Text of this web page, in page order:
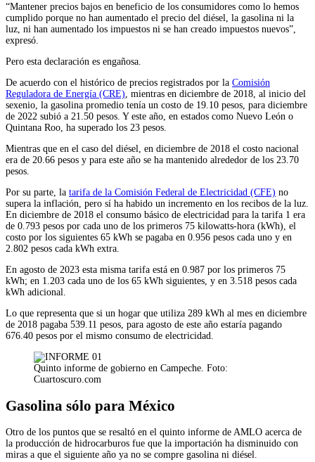
“Mantener precios bajos en beneficio de los consumidores como lo hemos
cumplido porque no han aumentado el precio del diésel, la gasolina ni la
luz, ni han aumentado los impuestos ni se han creado impuestos nuevos”,
expresó.
Pero esta declaración es engañosa.
De acuerdo con el histórico de precios registrados por la Comisión
Reguladora de Energía (CRE) , mientras en diciembre de 2018, al inicio del
sexenio, la gasolina promedio tenía un costo de 19.10 pesos, para diciembre
de 2022 subió a 21.50 pesos. Y este año, en estados como Nuevo León o
Quintana Roo, ha superado los 23 pesos.
Mientras que en el caso del diésel, en diciembre de 2018 el costo nacional
era de 20.66 pesos y para este año se ha mantenido alrededor de los 23.70
pesos.
Por su parte, la tarifa de la Comisión Federal de Electricidad (CFE) no
supera la inflación, pero sí ha habido un incremento en los recibos de la luz.
En diciembre de 2018 el consumo básico de electricidad para la tarifa 1 era
de 0.793 pesos por cada uno de los primeros 75 kilowatts-hora (kWh), el
costo por los siguientes 65 kWh se pagaba en 0.956 pesos cada uno y en
2.802 pesos cada kWh extra.
En agosto de 2023 esta misma tarifa está en 0.987 por los primeros 75
kWh; en 1.203 cada uno de los 65 kWh siguientes, y en 3.518 pesos cada
kWh adicional.
Lo que representa que si un hogar que utiliza 289 kWh al mes en diciembre
de 2018 pagaba 539.11 pesos, para agosto de este año estaría pagando
676.40 pesos por el mismo consumo de electricidad.
Quinto informe de gobierno en Campeche. Foto:
Cuartoscuro.com
Gasolina sólo para México
Otro de los puntos que se resaltó en el quinto informe de AMLO acerca de
la producción de hidrocarburos fue que la importación ha disminuido con
miras a que el siguiente año ya no se compre gasolina ni diésel.